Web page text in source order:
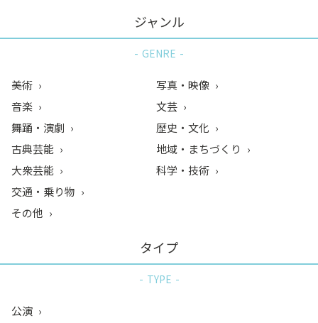
ジャンル
GENRE
美術
音楽
舞踊・演劇
古典芸能
大衆芸能
写真・映像
文芸
歴史・文化
地域・まちづくり
科学・技術
交通・乗り物
その他
タイプ
TYPE
公演